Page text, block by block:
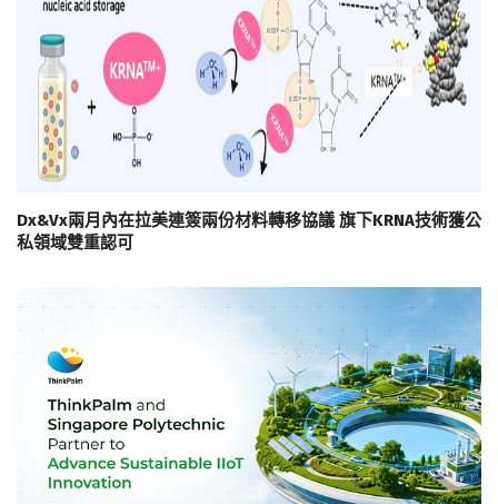
Dx&Vx兩月內在拉美連簽兩份材料轉移協議 旗下KRNA技術獲公
私領域雙重認可